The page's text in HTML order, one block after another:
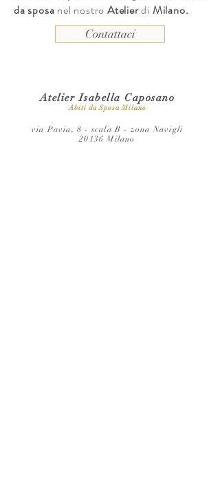
da sposa nel nostroAtelierdi Milano.
Contattaci
Atelier Isabella Caposano
Abiti da Sposa Milano
via Pavia, 8 - scala B - zona Navigli
20136 Milano